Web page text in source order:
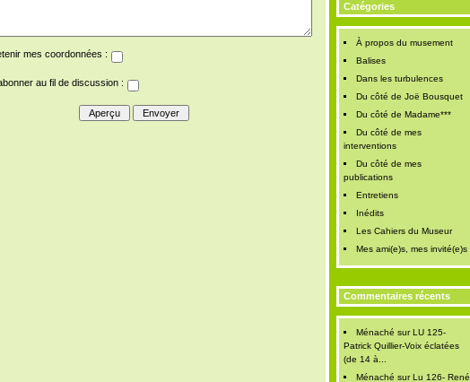
Catégories
À propos du musement
Balises
Dans les turbulences
Du côté de Joë Bousquet
Du côté de Madame***
Du côté de mes
interventions
Du côté de mes
publications
Entretiens
Inédits
Les Cahiers du Museur
Mes ami(e)s, mes invité(e)s
Commentaires récents
Ménaché surLU 125-
Patrick Quillier-Voix éclatées
(de 14 à...
Ménaché surLu 126- René
mes coordonnées :
au fil de discussion :